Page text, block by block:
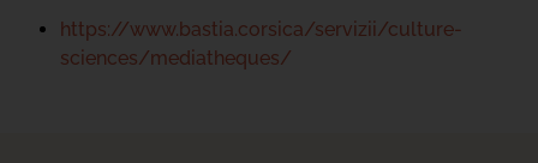
https://www.bastia.corsica/servizii/culture-
sciences/mediatheques/